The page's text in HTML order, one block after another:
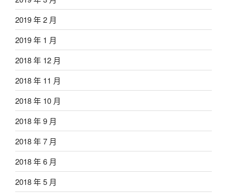
2019 年 2 月
2019 年 1 月
2018 年 12 月
2018 年 11 月
2018 年 10 月
2018 年 9 月
2018 年 7 月
2018 年 6 月
2018 年 5 月